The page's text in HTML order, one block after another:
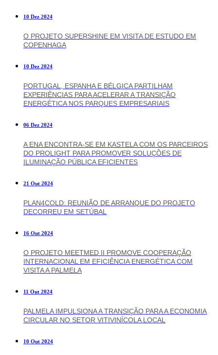
10 Dez 2024
O PROJETO SUPERSHINE EM VISITA DE ESTUDO EM
COPENHAGA
10 Dez 2024
PORTUGAL, ESPANHA E BÉLGICA PARTILHAM
EXPERIÊNCIAS PARA ACELERAR A TRANSIÇÃO
ENERGÉTICA NOS PARQUES EMPRESARIAIS
06 Dez 2024
A ENA ENCONTRA-SE EM KASTELA COM OS PARCEIROS
DO PROLIGHT PARA PROMOVER SOLUÇÕES DE
ILUMINAÇÃO PÚBLICA EFICIENTES
21 Out 2024
PLAN4COLD: REUNIÃO DE ARRANQUE DO PROJETO
DECORREU EM SETÚBAL
16 Out 2024
O PROJETO MEETMED II PROMOVE COOPERAÇÃO
INTERNACIONAL EM EFICIÊNCIA ENERGÉTICA COM
VISITA A PALMELA
11 Out 2024
PALMELA IMPULSIONA A TRANSIÇÃO PARA A ECONOMIA
CIRCULAR NO SETOR VITIVINÍCOLA LOCAL
10 Out 2024